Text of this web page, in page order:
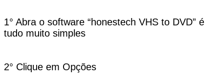
1° Abra o software “honestech VHS to DVD” é
tudo muito simples
2° Clique em Opções